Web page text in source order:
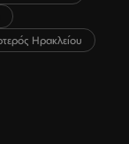
Ηρακλείου